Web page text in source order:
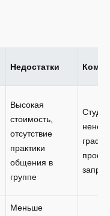
Недостатки Кому
Высокая
стоимость,
отсутствие
практики
общения в
группе
Меньше